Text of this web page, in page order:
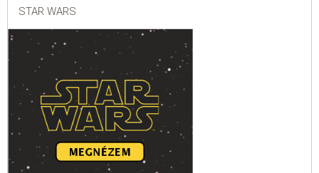
STAR WARS